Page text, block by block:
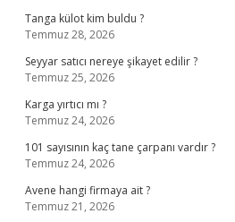
Tanga külot kim buldu ?
Temmuz 28, 2026
Seyyar satıcı nereye şikayet edilir ?
Temmuz 25, 2026
Karga yırtıcı mı ?
Temmuz 24, 2026
101 sayısının kaç tane çarpanı vardır ?
Temmuz 24, 2026
Avene hangi firmaya ait ?
Temmuz 21, 2026